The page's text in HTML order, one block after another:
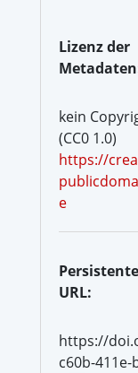
Lizenz der
kein
(CC0 1.0)
https://
e
Persistente
URL:
https://
c60b-411e-